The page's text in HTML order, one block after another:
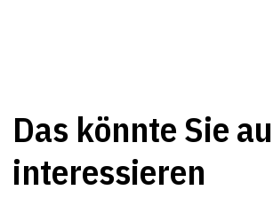
Das könnte Sie
interessieren